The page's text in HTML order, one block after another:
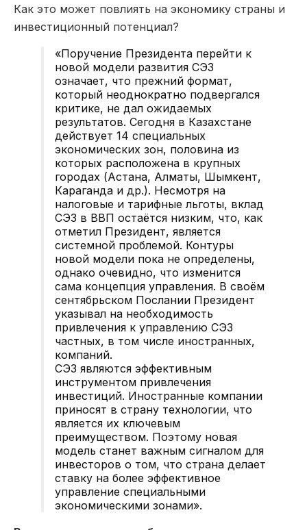
Как это может повлиять на экономику страны и
инвестиционный потенциал?
«Поручение Президента перейти к
новой модели развития СЭЗ
означает, что прежний формат,
который неоднократно подвергался
критике, не дал ожидаемых
результатов. Сегодня в Казахстане
действует 14 специальных
экономических зон, половина из
которых расположена в крупных
городах (Астана, Алматы, Шымкент,
Караганда и др.). Несмотря на
налоговые и тарифные льготы, вклад
СЭЗ в ВВП остаётся низким, что, как
отметил Президент, является
системной проблемой. Контуры
новой модели пока не определены,
однако очевидно, что изменится
сама концепция управления. В своём
сентябрьском Послании Президент
указывал на необходимость
привлечения к управлению СЭЗ
частных, в том числе иностранных,
компаний.
СЭЗ являются эффективным
инструментом привлечения
инвестиций. Иностранные компании
приносят в страну технологии, что
является их ключевым
преимуществом. Поэтому новая
модель станет важным сигналом для
инвесторов о том, что страна делает
ставку на более эффективное
управление специальными
экономическими зонами».